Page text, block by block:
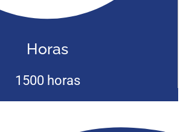
Horas
1500 horas